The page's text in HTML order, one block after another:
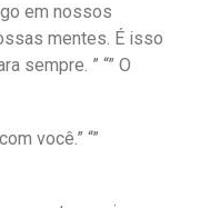
em nossos
mentes. É isso
sempre. ” “” O
você.” “”